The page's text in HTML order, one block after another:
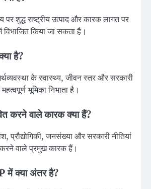
पर शुद्ध राष्ट्रीय उत्पाद और कारक लागत पर
विभाजित किया जा सकता है।
है?
के स्वास्थ्य, जीवन स्तर और सरकारी
भूमिका निभाता है।
करने वाले कारक क्या हैं?
प्रौद्योगिकी, जनसंख्या और सरकारी नीतियां
वाले प्रमुख कारक हैं।
क्या अंतर है?